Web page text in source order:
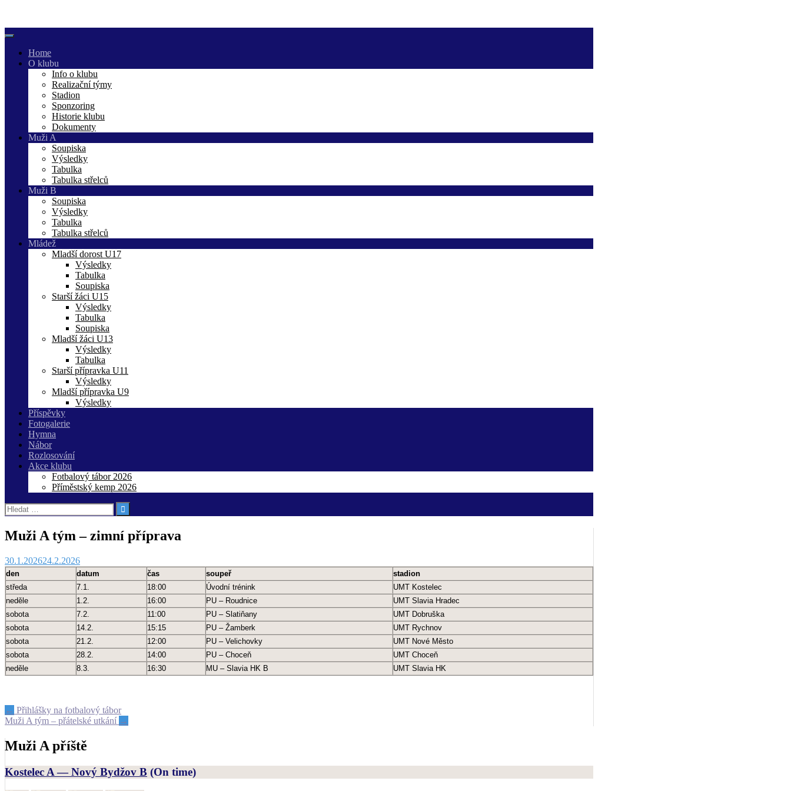
content
Home
O klubu
Info o klubu
Realizační týmy
Stadion
Sponzoring
Historie klubu
Dokumenty
Muži A
Soupiska
Výsledky
Tabulka
Tabulka střelců
Muži B
Soupiska
Výsledky
Tabulka
Tabulka střelců
Mládež
Mladší dorost U17
Výsledky
Tabulka
Soupiska
Starší žáci U15
Výsledky
Tabulka
Soupiska
Mladší žáci U13
Výsledky
Tabulka
Starší přípravka U11
Výsledky
Mladší přípravka U9
Výsledky
Příspěvky
Fotogalerie
Hymna
Nábor
Rozlosování
Akce klubu
Fotbalový tábor 2026
Příměstský kemp 2026
Vyhledávání
Muži A tým – zimní příprava
30.1.202624.2.2026
den datum čas soupeř
stadion
středa
7.1. 18:00 Úvodní trénink
UMT Kostelec
neděle
1.2. 16:00 PU – Roudnice
UMT Slavia Hradec
sobota
7.2. 11:00 PU – Slatiňany
UMT Dobruška
sobota
14.2. 15:15 PU – Žamberk
UMT Rychnov
sobota
21.2. 12:00 PU – Velichovky
UMT Nové Město
sobota
28.2. 14:00 PU – Choceň
UMT Choceň
neděle
8.3. 16:30 MU – Slavia HK B UMT Slavia HK
Post
navigation
← Přihlášky na fotbalový tábor
Muži A tým – přátelské utkání →
Muži A příště
Kostelec A — Nový Bydžov B (On time)